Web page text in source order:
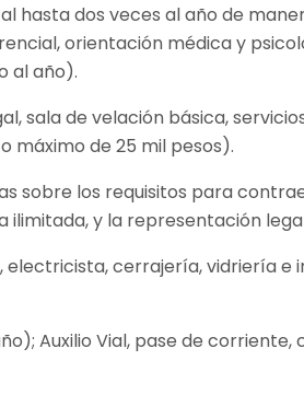
hasta dos veces al año de
orientación médica y
al año).
sala de velación básica,
máximo de 25 mil pesos).
sobre los requisitos para
y la representación
cerrajería, vidriería
Auxilio Vial, pase de